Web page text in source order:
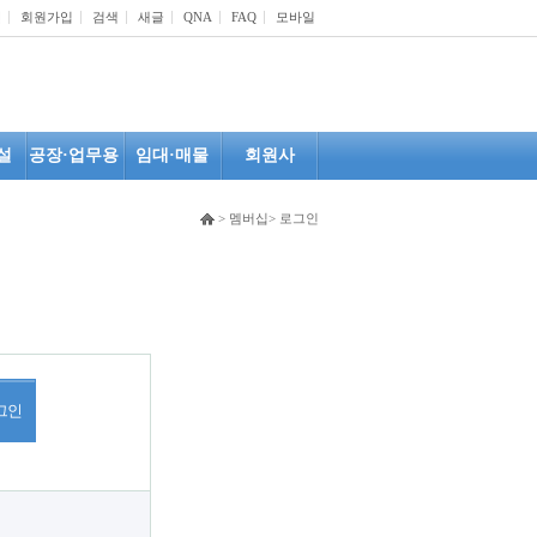
회원가입 검색 새글 QNA FAQ 모바일
공장·업무용 임대·매물 회원사
> 멤버십> 로그인